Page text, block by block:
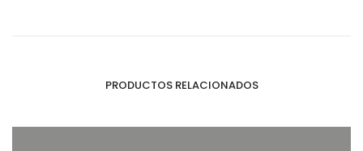
PRODUCTOS RELACIONADOS